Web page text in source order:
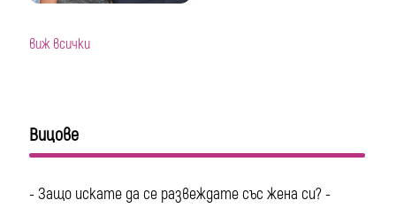
виж всички
Вицове
- Защо искате да се развеждате със жена си? -